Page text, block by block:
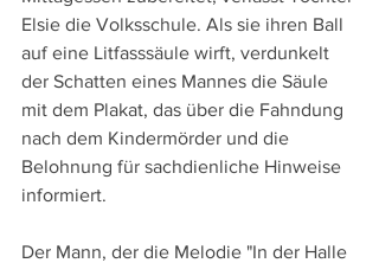
Elsie die Volksschule. Als sie ihren Ball
auf eine Litfasssäule wirft, verdunkelt
der Schatten eines Mannes die Säule
mit dem Plakat, das über die Fahndung
nach dem Kindermörder und die
Belohnung für sachdienliche Hinweise
informiert.
Der Mann, der die Melodie "In der Halle